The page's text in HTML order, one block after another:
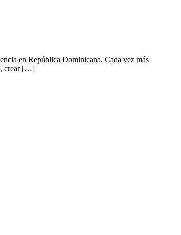
en República Dominicana. Cada vez más
crear […]